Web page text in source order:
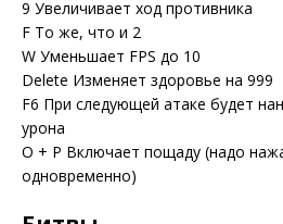
9 Увеличивает ход противника
F То же, что и 2
W Уменьшает FPS до 10
Delete Изменяет здоровье на 999
F6 При следующей атаке будет
урона
O + P Включает пощаду (надо
одновременно)